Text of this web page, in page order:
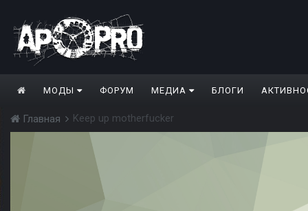
МОДЫ ФОРУМ МЕДИА БЛОГИ
Главная Keep up motherfucker